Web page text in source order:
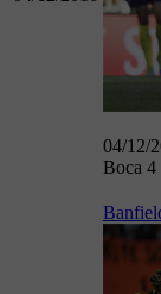
04/12/
Boca 4